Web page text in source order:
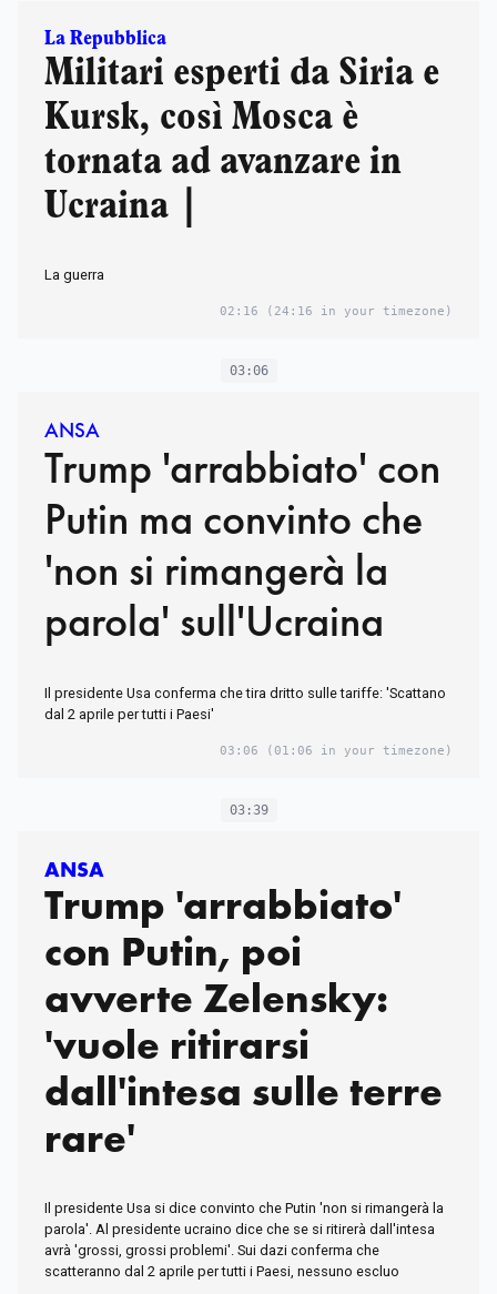
La Repubblica
Militari esperti da Siria e
Kursk, così Mosca è
tornata ad avanzare in
Ucraina |
La guerra
02:16 (24:16 in your timezone)
03:06
ANSA
Trump 'arrabbiato' con
Putin ma convinto che
'non si rimangerà la
parola' sull'Ucraina
Il presidente Usa conferma che tira dritto sulle tariffe: 'Scattano
dal 2 aprile per tutti i Paesi'
03:06 (01:06 in your timezone)
03:39
ANSA
Trump 'arrabbiato'
con Putin, poi
avverte Zelensky:
'vuole ritirarsi
dall'intesa sulle terre
rare'
Il presidente Usa si dice convinto che Putin 'non si rimangerà la
parola'. Al presidente ucraino dice che se si ritirerà dall'intesa
avrà 'grossi, grossi problemi'. Sui dazi conferma che
scatteranno dal 2 aprile per tutti i Paesi, nessuno escluo